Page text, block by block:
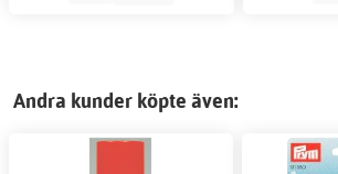
Andra kunder köpte även: